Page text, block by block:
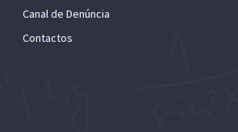
Canal de Denúncia
Contactos